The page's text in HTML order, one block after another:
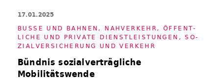
17.01.2025
BUS­SE UND BAH­NEN , NAH­VER­KEHR ,ÖF­FENT­
LI­CHE UND PRI­VA­TE DIENST­LEIS­TUN­GEN, SO­
ZI­AL­VER­SI­CHE­RUNG UND VER­KEHR
Bündnis sozialverträgliche
Mobilitätswende